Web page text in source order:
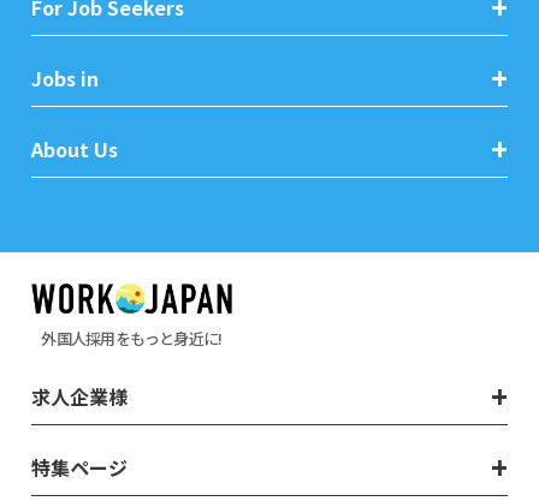
For Job Seekers
Jobs in
About Us
外国人採用をもっと身近に!
求人企業様
特集ページ